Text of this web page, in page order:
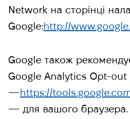
Network на сторінці
Google:http://
Google також
Google Analytics Opt-
—https://
— для вашого браузера.